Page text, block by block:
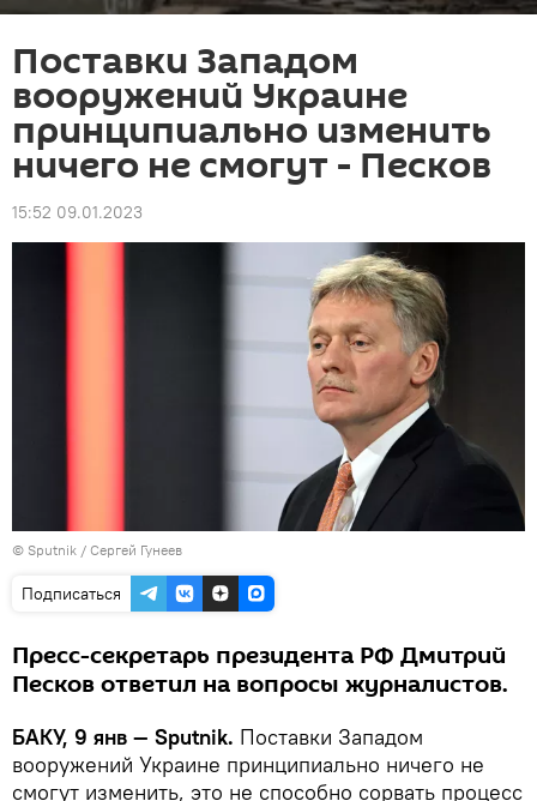
Поставки Западом
вооружений Украине
принципиально изменить
ничего не смогут - Песков
15:52 09.01.2023
© Sputnik / Сергей Гунеев
Подписаться
Пресс-секретарь президента РФ Дмитрий
Песков ответил на вопросы журналистов.
БАКУ, 9 янв — Sputnik. Поставки Западом
вооружений Украине принципиально ничего не
смогут изменить, это не способно сорвать процесс